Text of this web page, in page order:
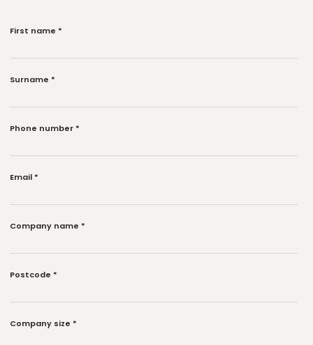
First name *
Surname *
Phone number *
Email *
Company name *
Postcode *
Company size *